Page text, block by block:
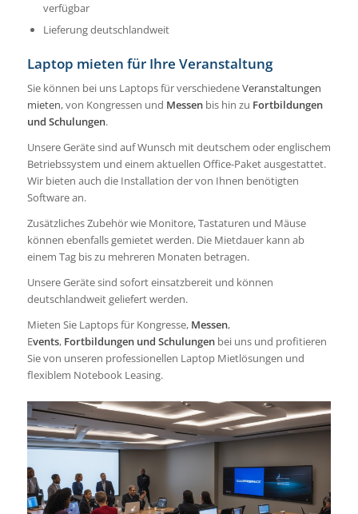
verfügbar
Lieferung deutschlandweit
Laptop mieten für Ihre Veranstaltung
Sie können bei uns Laptops für verschiedeneVeranstaltungen
mieten, von Kongressen und Messenbis hin zu Fortbildungen
und Schulungen.
Unsere Geräte sind auf Wunsch mit deutschem oder englischem
Betriebssystem und einem aktuellen Office-Paket ausgestattet.
Wir bieten auch die Installation der von Ihnen benötigten
Software an.
Zusätzliches Zubehör wie Monitore, Tastaturen und Mäuse
können ebenfalls gemietet werden. Die Mietdauer kann ab
einem Tag bis zu mehreren Monaten betragen.
Unsere Geräte sind sofort einsatzbereit und können
deutschlandweit geliefert werden.
Mieten Sie Laptops für Kongresse, Messen,
Events, Fortbildungen und Schulungenbei uns und profitieren
Sie von unseren professionellen Laptop Mietlösungen und
flexiblem Notebook Leasing.